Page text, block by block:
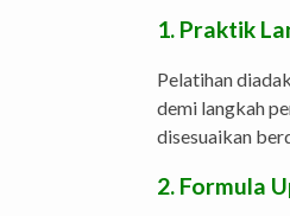
1. Praktik
Pelatihan
demi langkah
disesuaikan
2. Formula